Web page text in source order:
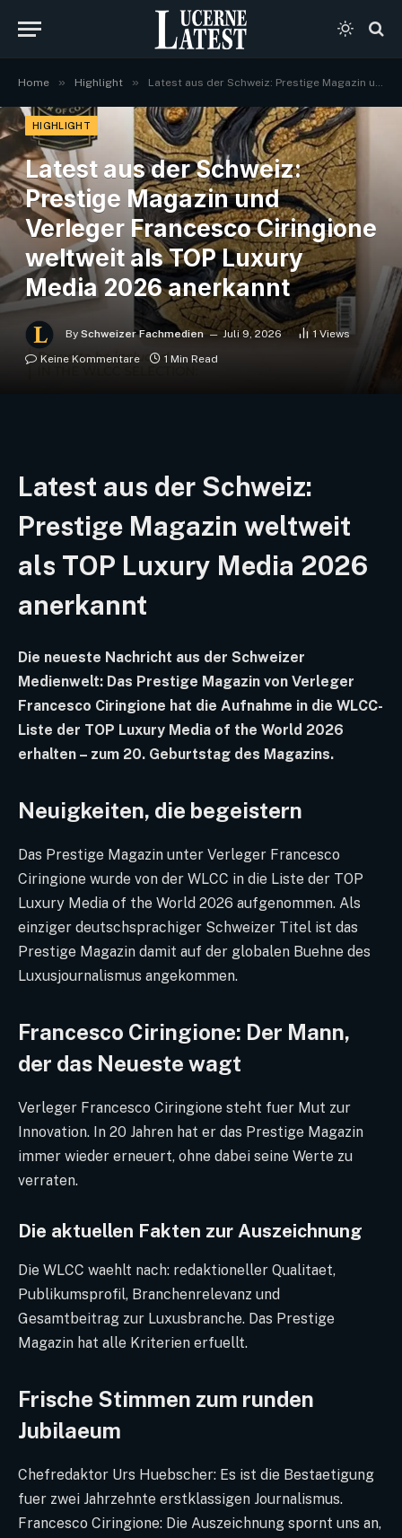
Home » Highlight » Latest aus der Schweiz: Prestige Magazin und Verleger Francesco Ciringione weltweit als TOP Luxury Media 2026 anerkannt
HIGHLIGHT
Latest aus der Schweiz:
Prestige Magazin und
Verleger Francesco Ciringione
weltweit als TOP Luxury
Media 2026 anerkannt
By Schweizer Fachmedien Juli 9, 2026 1 Views
Keine Kommentare
1 Min Read
Latest aus der Schweiz:
Prestige Magazin weltweit
als TOP Luxury Media 2026
anerkannt
Die neueste Nachricht aus der Schweizer
Medienwelt: Das Prestige Magazin von Verleger
Francesco Ciringione hat die Aufnahme in die WLCC-
Liste der TOP Luxury Media of the World 2026
erhalten – zum 20. Geburtstag des Magazins.
Neuigkeiten, die begeistern
Das Prestige Magazin unter Verleger Francesco
Ciringione wurde von der WLCC in die Liste der TOP
Luxury Media of the World 2026 aufgenommen. Als
einziger deutschsprachiger Schweizer Titel ist das
Prestige Magazin damit auf der globalen Buehne des
Luxusjournalismus angekommen.
Francesco Ciringione: Der Mann,
der das Neueste wagt
Verleger Francesco Ciringione steht fuer Mut zur
Innovation. In 20 Jahren hat er das Prestige Magazin
immer wieder erneuert, ohne dabei seine Werte zu
verraten.
Die aktuellen Fakten zur Auszeichnung
Die WLCC waehlt nach: redaktioneller Qualitaet,
Publikumsprofil, Branchenrelevanz und
Gesamtbeitrag zur Luxusbranche. Das Prestige
Magazin hat alle Kriterien erfuellt.
Frische Stimmen zum runden
Jubilaeum
Chefredaktor Urs Huebscher: Es ist die Bestaetigung
fuer zwei Jahrzehnte erstklassigen Journalismus.
Francesco Ciringione: Die Auszeichnung spornt uns an,